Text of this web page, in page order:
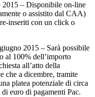
2015 – Disponibile on-line
o assistito dal CAA)
inseriti con un click o
2015 – Sarà possibile
al 100% dell’importo
all’atto della
che a dicembre, tramite
platea potenziale di circa
euro di pagamenti Pac.